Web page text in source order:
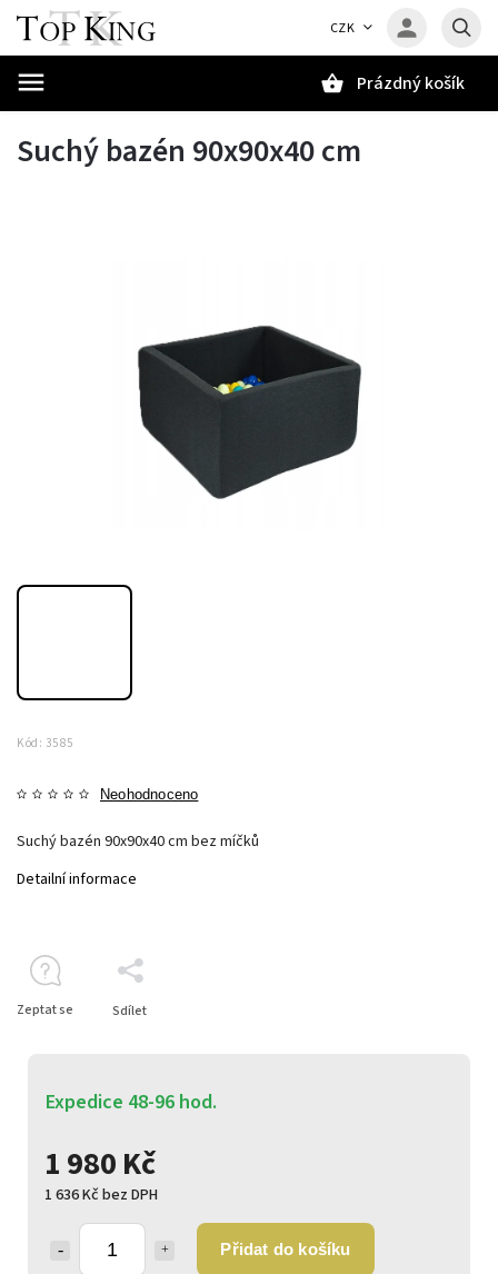
CZK
Prázdný košík
Suchý bazén 90x90x40 cm
Kód: 3585
Neohodnoceno
1 980 Kč
1 636 Kč bez DPH
Přidat do košíku
Expedice 48-96 hod.
Suchý bazén 90x90x40 cm bez míčků
Detailní informace
Zeptat se Sdílet